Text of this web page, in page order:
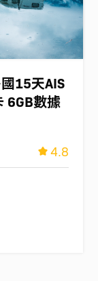
15天AIS
6GB數據
4.8